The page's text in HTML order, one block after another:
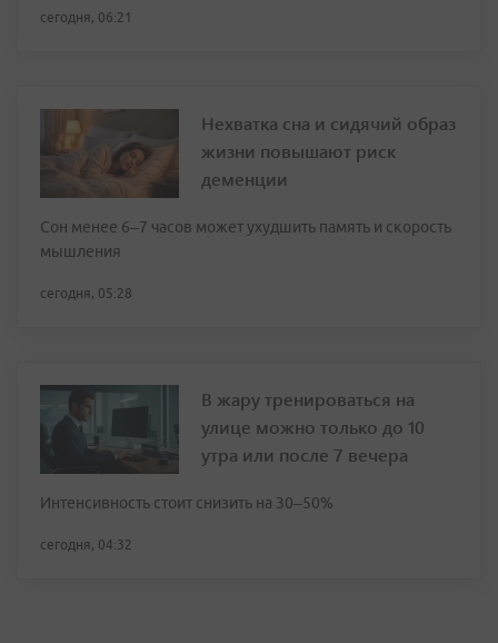
сегодня, 06:21
Нехватка сна и сидячий образ
жизни повышают риск
деменции
Сон менее 6–7 часов может ухудшить память и скорость
мышления
сегодня, 05:28
В жару тренироваться на
улице можно только до 10
утра или после 7 вечера
Интенсивность стоит снизить на 30–50%
сегодня, 04:32